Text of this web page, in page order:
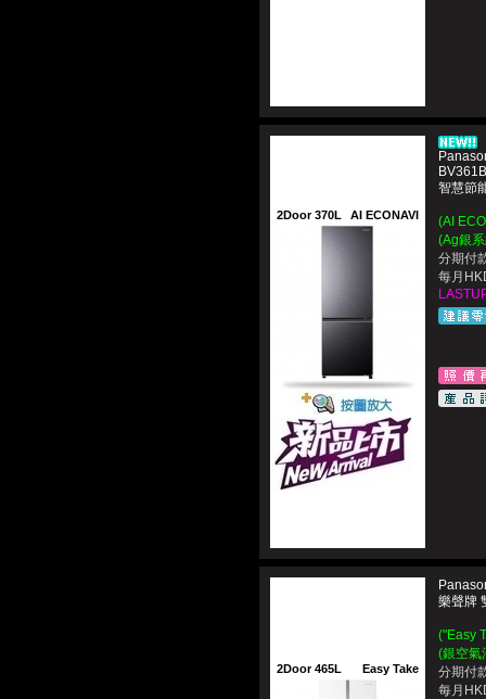
2Door 370L AI ECONAVI
智慧節
(AI
(Ag銀
分期付
每月
2Door 465L Easy Take
樂聲牌
("Easy
(銀空氣
分期付
每月